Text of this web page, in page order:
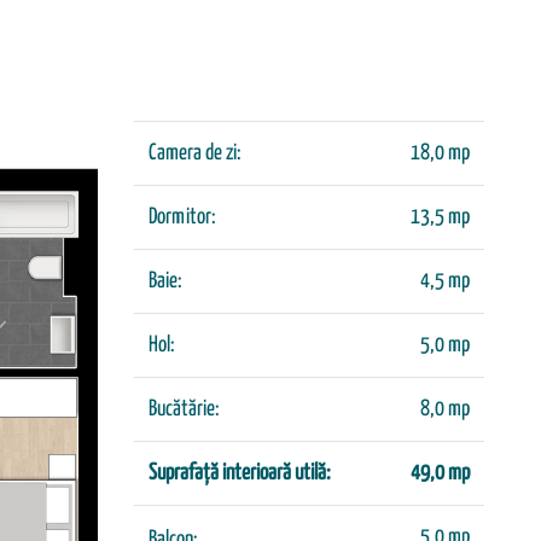
Camera de zi: 18,0 mp
Dormitor: 13,5 mp
Baie: 4,5 mp
Hol: 5,0 mp
Bucătărie: 8,0 mp
Suprafață interioară utilă: 49,0 mp